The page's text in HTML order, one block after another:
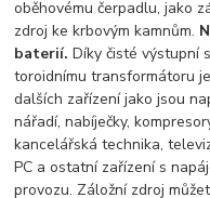
oběhovému čerpadlu, jako
zdroj ke krbovým kamnům.
baterií. Díky čisté výstupní
toroidnímu transformátoru
dalších zařízení jako jsou
nářadí, nabíječky,
kancelářská technika,
PC a ostatní zařízení s
provozu. Záložní zdroj